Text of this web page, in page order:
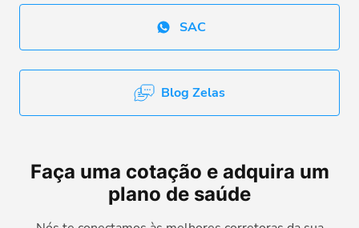
SAC
Blog Zelas
Faça uma cotação e adquira um
plano de saúde